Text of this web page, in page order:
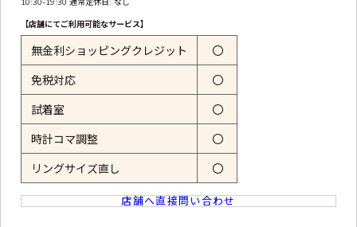
【店舗にてご利用可能なサービス】
無金利ショッピングクレジット 〇
免税対応 〇
試着室 〇
時計コマ調整 〇
リングサイズ直し 〇
店舗へ直接問い合わせ